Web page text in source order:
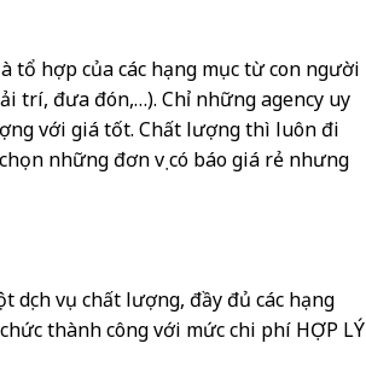
hợp của các hạng mục từ con người
trí, đưa đón,…). Chỉ những agency uy
với giá tốt. Chất lượng thì luôn đi
những đơn vị có báo giá rẻ nhưng
dịch vụ chất lượng, đầy đủ các hạng
thành công với mức chi phí HỢP LÝ